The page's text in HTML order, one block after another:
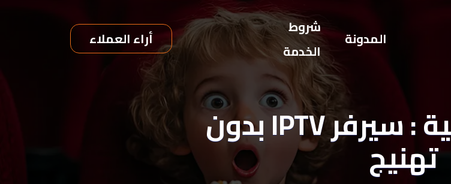
المدونة
شروط
الخدمة
أراء العملاء
الكلمه الدليلية : سيرفر IPTV بدون
تهنيج